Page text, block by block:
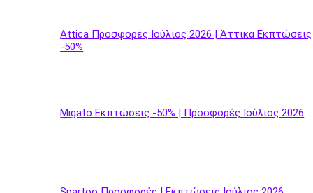
Attica Προσφορές Ιούλιος 2026 | Άττικα Εκπτώσεις
-50%
Migato Εκπτώσεις -50% | Προσφορές Ιούλιος 2026